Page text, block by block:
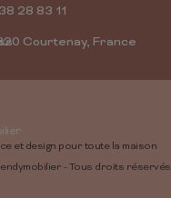
28 83 11
Courtenay, France
et design pour toute la maison
- Tous droits réservés